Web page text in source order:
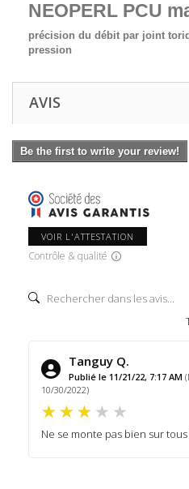
NEOPERL PCU
précision du débit par joint
pression
AVIS
Be the first to write your review!
VOIR L'ATTESTATION
Contrôle & qualité
Tanguy Q.
Publié le 11/21/22, 7:17 AM
10/30/2022)
Ne se monte pas bien sur